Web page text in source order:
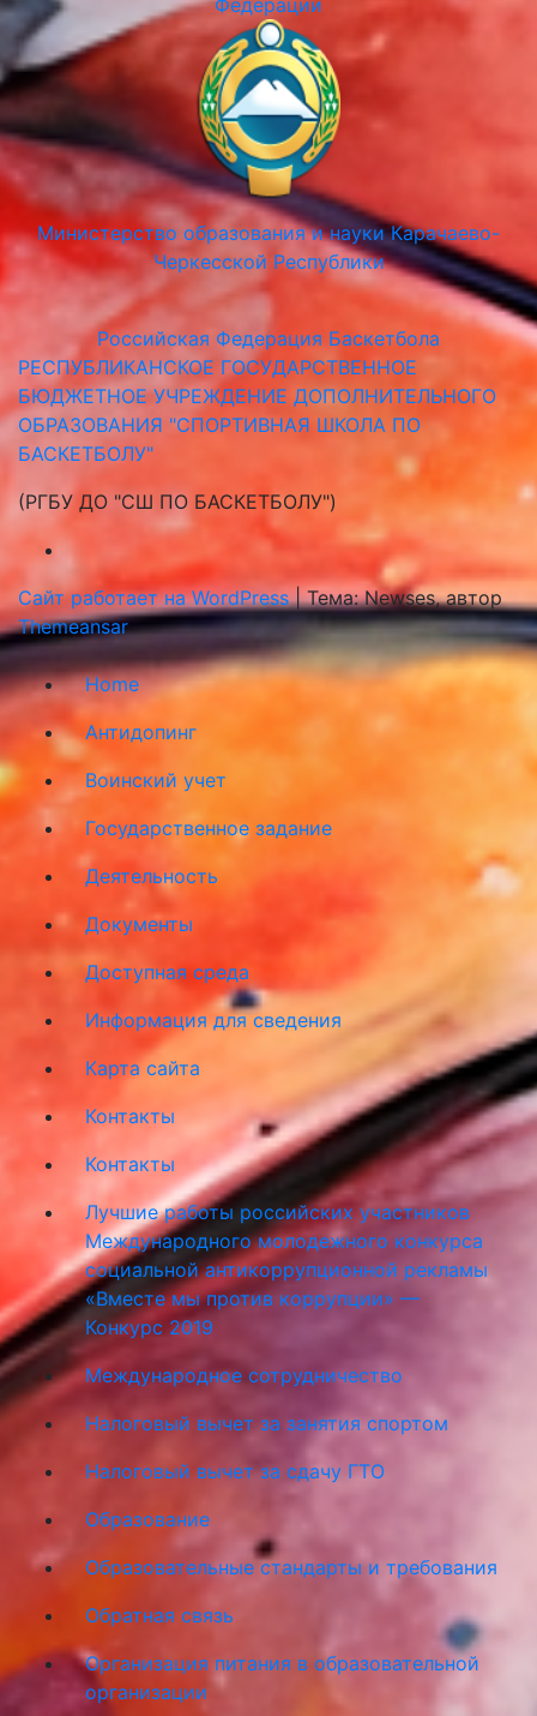
Федерации
Министерство образования и науки Карачаево-
Черкесской Республики
Российская Федерация Баскетбола
РЕСПУБЛИКАНСКОЕ ГОСУДАРСТВЕННОЕ
БЮДЖЕТНОЕ УЧРЕЖДЕНИЕ ДОПОЛНИТЕЛЬНОГО
ОБРАЗОВАНИЯ "СПОРТИВНАЯ ШКОЛА ПО
БАСКЕТБОЛУ"
(РГБУ ДО "СШ ПО БАСКЕТБОЛУ")
Сайт работает на WordPress|Тема: Newses, автор
Themeansar
Home
Антидопинг
Воинский учет
Государственное задание
Деятельность
Документы
Доступная среда
Информация для сведения
Карта сайта
Контакты
Контакты
Лучшие работы российских участников
Международного молодежного конкурса
социальной антикоррупционной рекламы
«Вместе мы против коррупции» —
Конкурс 2019
Международное сотрудничество
Налоговый вычет за занятия спортом
Налоговый вычет за сдачу ГТО
Образование
Образовательные стандарты и требования
Обратная связь
Организация питания в образовательной
организации